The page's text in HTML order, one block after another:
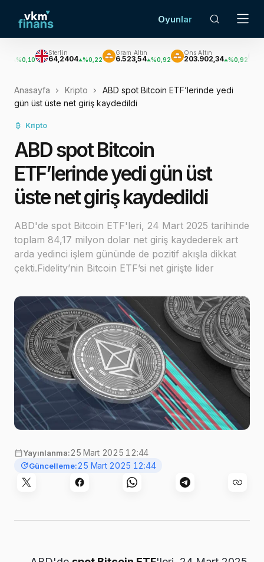
Oyunlar
Sterlin
64,2404 %0,22
Gram Altın
6.523,54 %0,92
Ons Altın
203.902,34 %0,92 2.951,86
Anasayfa Kripto
ABD spot Bitcoin ETF’lerinde yedi
gün üst üste net giriş kaydedildi
Kripto
ABD spot Bitcoin
ETF’lerinde yedi gün üst
üste net giriş kaydedildi
ABD'de spot Bitcoin ETF'leri, 24 Mart 2025 tarihinde
toplam 84,17 milyon dolar net giriş kaydederek art
arda yedinci işlem gününde de pozitif akışla dikkat
çekti.Fidelity’nin Bitcoin ETF’si net girişte lider
Fidelity Bitcoin ETF (FBTC) g…
Yayınlanma:25 Mart 2025 12:44
Güncelleme:25 Mart 2025 12:44